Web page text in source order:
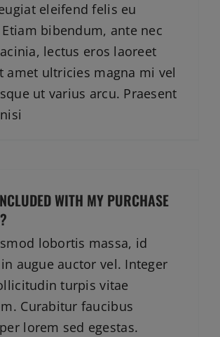
eleifend felis eu
bibendum, ante nec
lectus eros laoreet
amet ultricies magna mi vel
ut varius arcu. Praesent
WITH MY PURCHASE
lobortis massa, id
augue auctor vel. Integer
turpis vitae
Curabitur faucibus
lorem sed egestas.